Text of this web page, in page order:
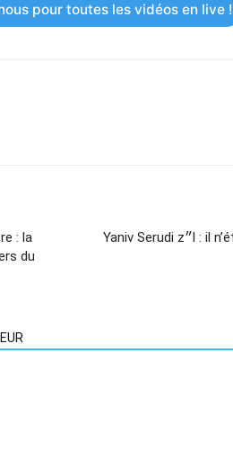
pour toutes les vidéos en live !
: la
du
Yaniv Serudi z״l : il n’était pas combattant, mais